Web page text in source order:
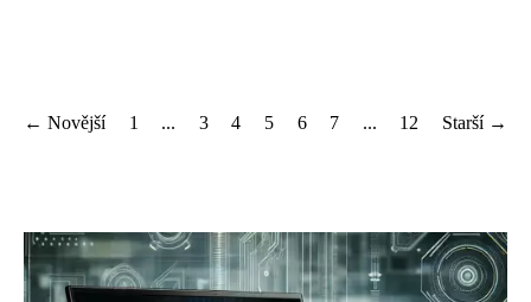
← Novější 1 ... 3 4 5 6 7 ... 12 Starší →